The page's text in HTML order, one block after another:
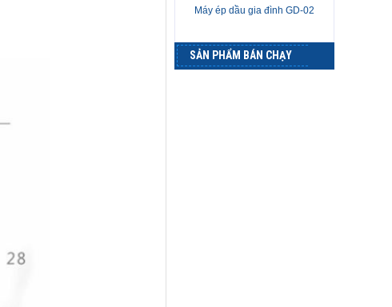
Máy ép dầu gia đình GD-02
SẢN PHẨM BÁN CHẠY